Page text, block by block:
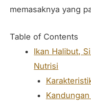
memasaknya yang
Table of Contents
Ikan Halibut,
Nutrisi